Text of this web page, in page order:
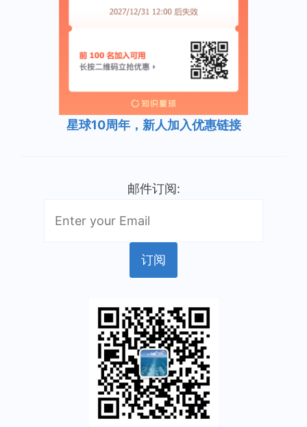
星球10周年，新人加入优惠链接
邮件订阅: